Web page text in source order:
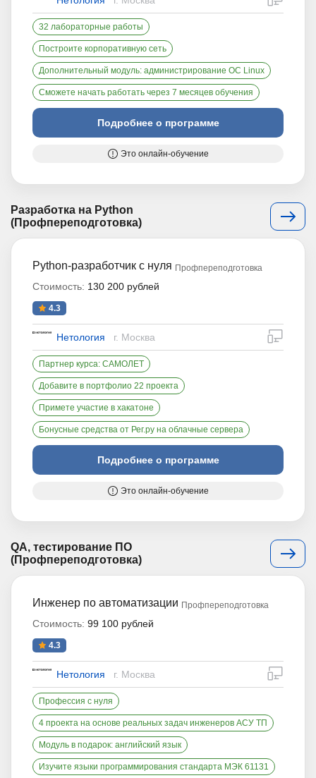
32 лабораторные работы
Построите корпоративную сеть
Дополнительный модуль: администрирование ОС Linux
Сможете начать работать через 7 месяцев обучения
Подробнее о программе
Это онлайн-обучение
Разработка на Python
(Профпереподготовка)
Python-разработчик с нуля Профпереподготовка
Стоимость: 130 200 рублей
4.3
Нетология г. Москва
Партнер курса: САМОЛЕТ
Добавите в портфолио 22 проекта
Примете участие в хакатоне
Бонусные средства от Рег.ру на облачные сервера
Подробнее о программе
Это онлайн-обучение
QA, тестирование ПО
(Профпереподготовка)
Инженер по автоматизации Профпереподготовка
Стоимость: 99 100 рублей
4.3
Нетология г. Москва
Профессия с нуля
4 проекта на основе реальных задач инженеров АСУ ТП
Модуль в подарок: английский язык
Изучите языки программирования стандарта МЭК 61131